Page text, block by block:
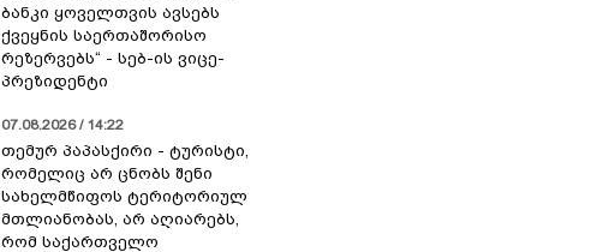
ბანკი ყოველთვის ავსებს
ქვეყნის საერთაშორისო
რეზერვებს“ - სებ-ის ვიცე-
პრეზიდენტი
07.08.2026 / 14:22
თემურ პაპასქირი - ტურისტი,
რომელიც არ ცნობს შენი
სახელმწიფოს ტერიტორიულ
მთლიანობას, არ აღიარებს,
რომ საქართველო